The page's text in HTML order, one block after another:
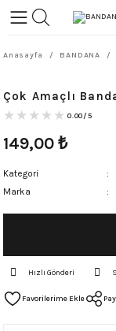
ROCK
Anasayfa BANDANA
Çok Amaçlı
0.00/5
149,00 ₺
Kategori
Marka
Hızlı Gönderi